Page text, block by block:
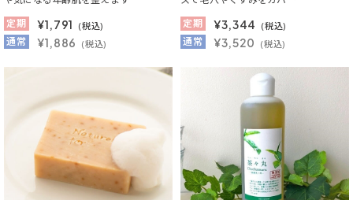
定期
¥1,791 (税込)
通常 ¥1,886 (税込)
定期
¥3,344 (税込)
通常 ¥3,520 (税込)